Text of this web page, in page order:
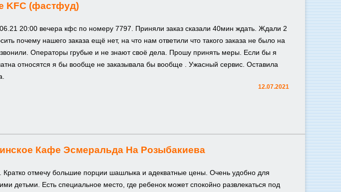
KFC (фастфуд)
20:00 вечера кфс по номеру 7797. Приняли заказ сказали 40мин ждать. Ждали 2
почему нашего заказа ещё нет, на что нам ответили что такого заказа не было на
Операторы грубые и не знают своё дела. Прошу принять меры. Если бы я
относятся я бы вообще не заказывала бы вообще . Ужасный сервис. Оставила
12.07.2021
Кафе Эсмеральда На Розыбакиева
Кратко отмечу большие порции шашлыка и адекватные цены. Очень удобно для
детьми. Есть специальное место, где ребенок может спокойно развлекаться под